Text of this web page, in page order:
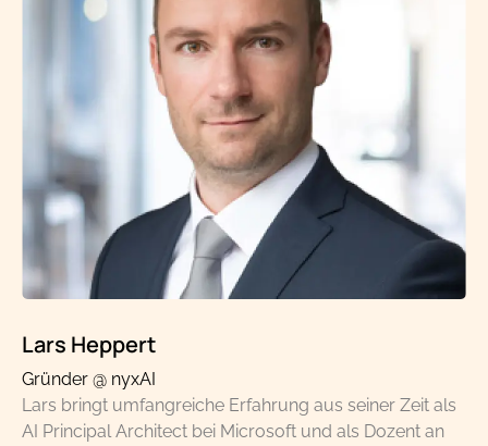
Lars Heppert
Gründer @ nyxAI
Lars bringt umfangreiche Erfahrung aus seiner Zeit als
AI Principal Architect bei Microsoft und als Dozent an